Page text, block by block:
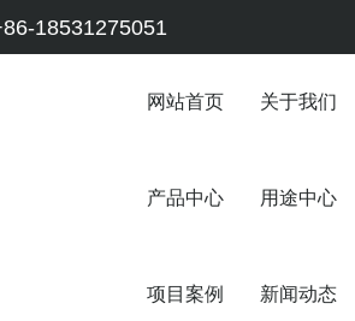
18531275051
网站首页 关于我们
产品中心 用途中心
项目案例 新闻动态